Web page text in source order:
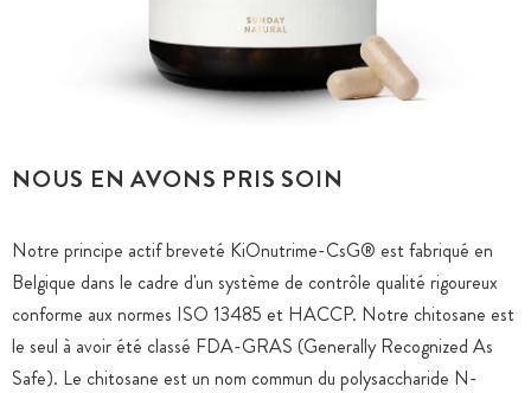
NOUS EN AVONS PRIS SOIN
Notre principe actif breveté KiOnutrime-CsG® est fabriqué en
Belgique dans le cadre d'un système de contrôle qualité rigoureux
conforme aux normes ISO 13485 et HACCP. Notre chitosane est
le seul à avoir été classé FDA-GRAS (Generally Recognized As
Safe). Le chitosane est un nom commun du polysaccharide N-